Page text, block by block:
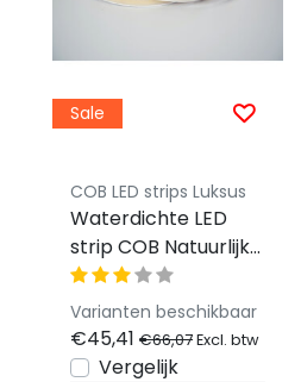
Sale
COB LED strips Luksus
Waterdichte LED
strip COB Natuurlijk
Wit 4000K - 9W IP68
- 5 meter - 480
LED's p/m 12V
Varianten beschikbaar
€45,41 €66,07Excl. btw
Vergelijk